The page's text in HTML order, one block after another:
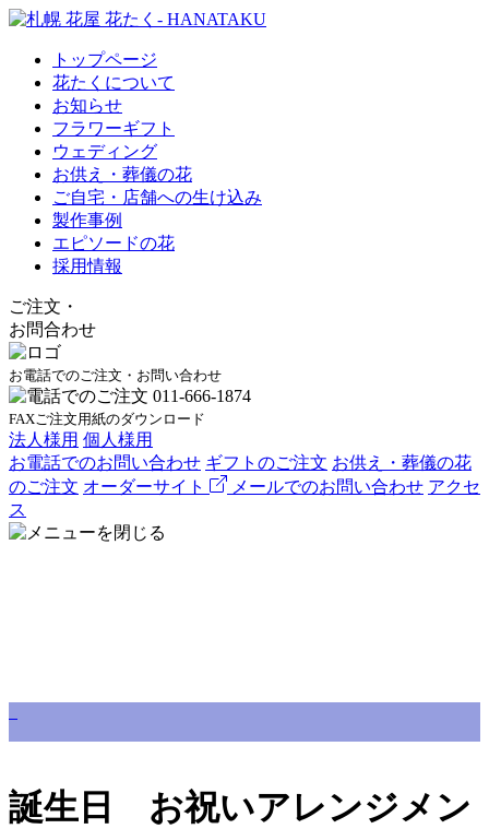
トップページ
花たくについて
お知らせ
フラワーギフト
ウェディング
お供え・葬儀の花
ご自宅・店舗への生け込み
製作事例
エピソードの花
採用情報
ご注文 ・
お問合わせ
お電話でのご注文・お問い合わせ
FAXご注文用紙のダウンロード
法人様用 個人様用
お電話でのお問い合わせ ギフトのご注文 お供え・葬儀の花
のご注文 オーダーサイト メールでのお問い合わせ アクセ
ス
誕生日 お祝いアレンジメン